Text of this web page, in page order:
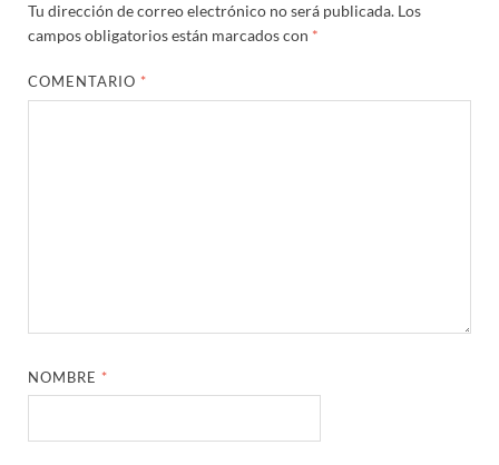
Tu dirección de correo electrónico no será publicada. Los
campos obligatorios están marcados con *
COMENTARIO *
NOMBRE *